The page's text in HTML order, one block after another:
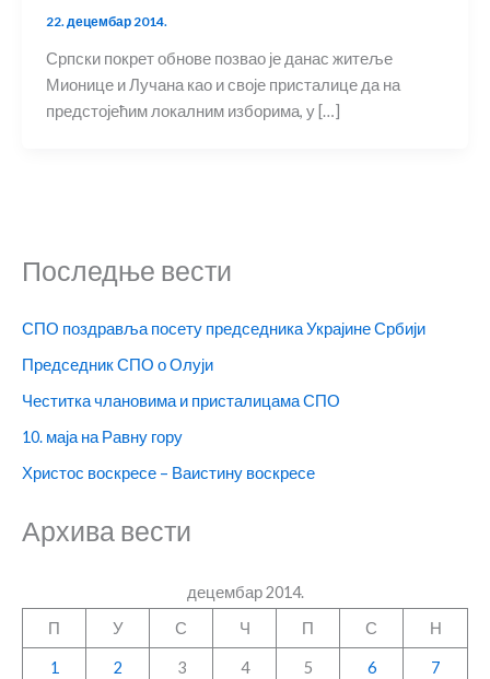
22. децембар 2014.
Српски покрет обнове позвао је данас житеље
Мионице и Лучана као и своје присталице да на
предстојећим локалним изборима, у […]
Последње вести
СПО поздравља посету председника Украјине Србији
Председник СПО о Олуји
Честитка члановима и присталицама СПО
10. маја на Равну гору
Христос воскресе – Ваистину воскресе
Архива вести
децембар 2014.
П
У С Ч П С Н
1 2 3 4 5 6 7